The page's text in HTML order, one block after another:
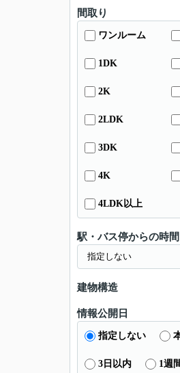
間取り
ワンルーム
1DK
2K
2LDK
3DK
4K
4LDK以上
駅・バス停からの時間
建物構造
情報公開日
指定しない
3日以内 1週